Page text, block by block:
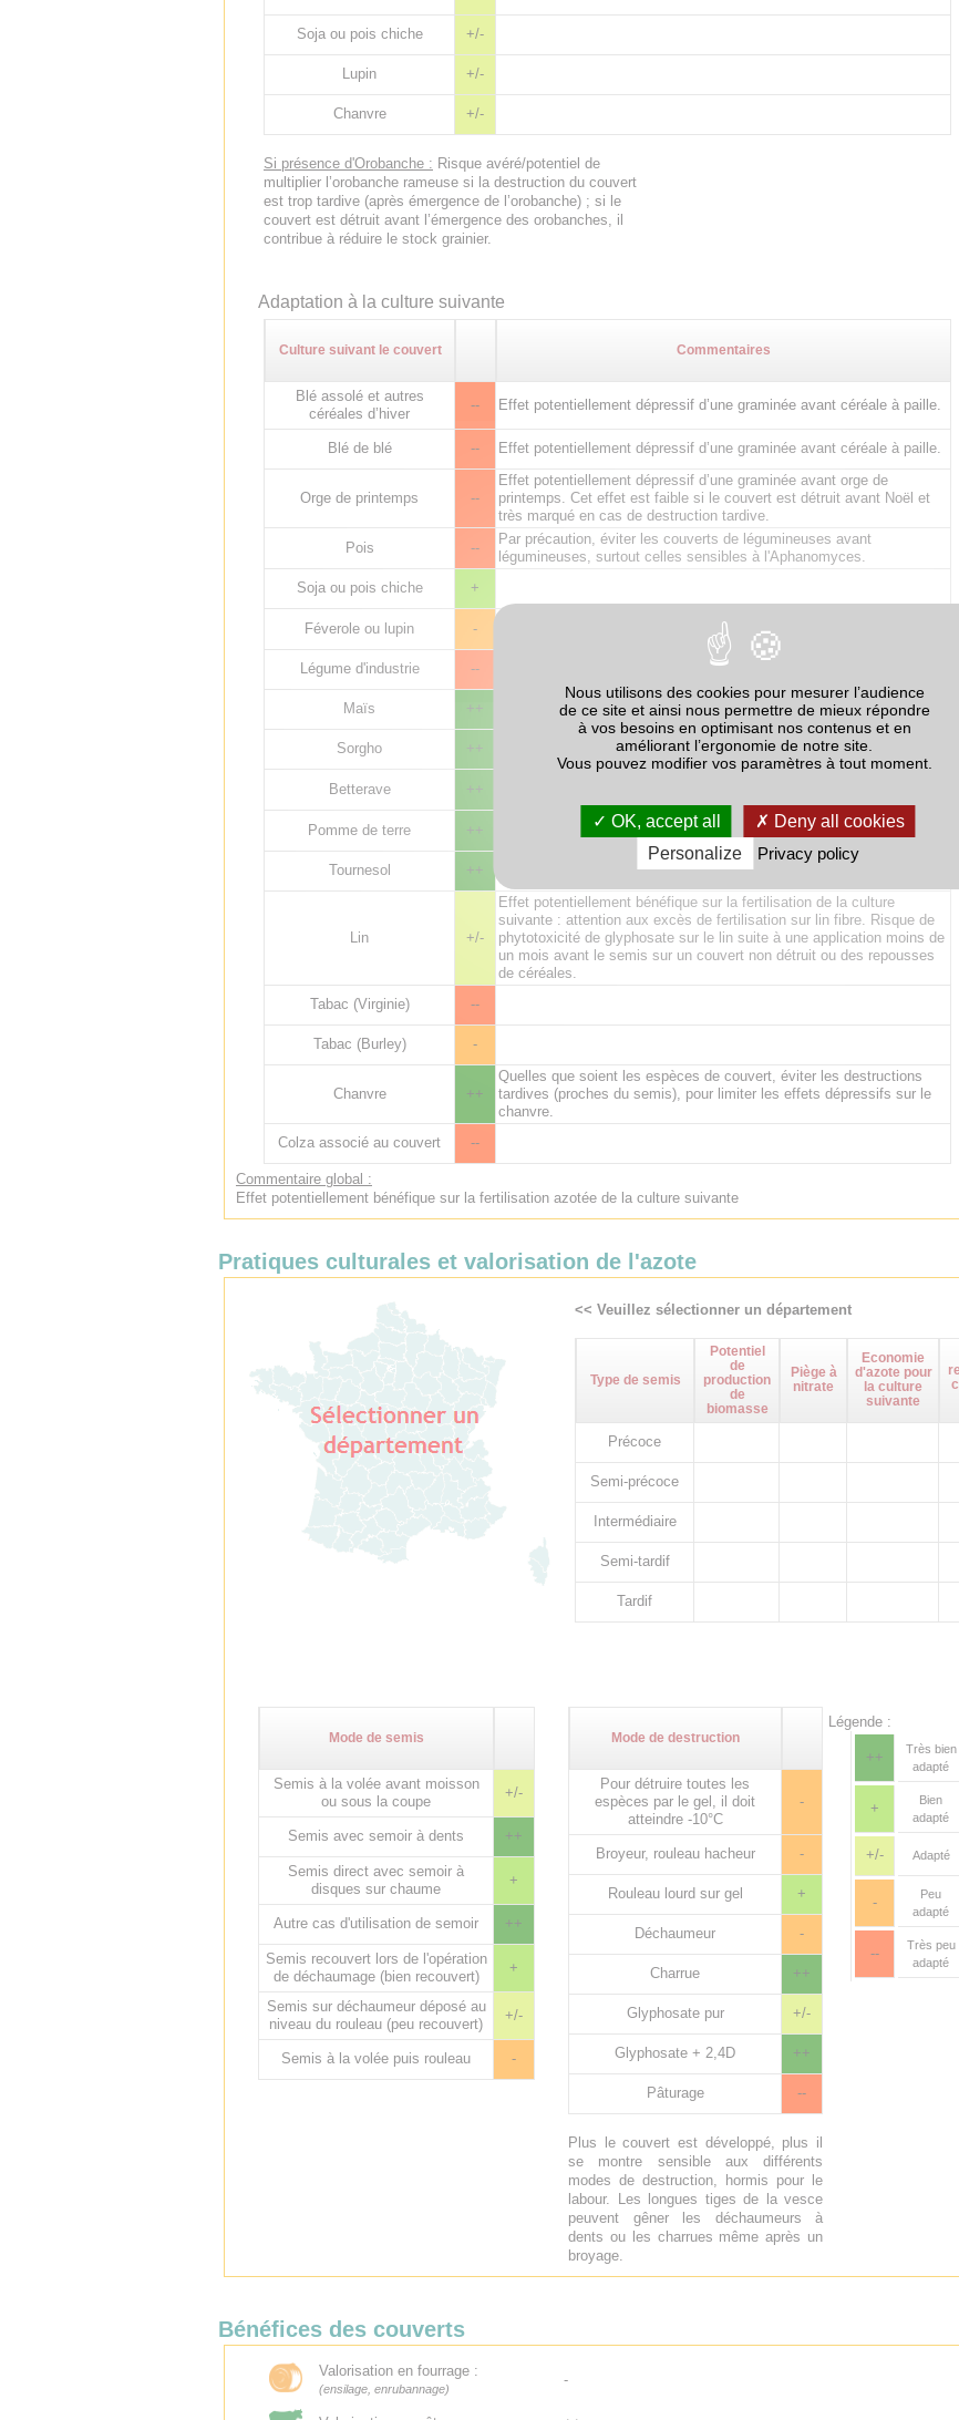
Soja ou pois chiche +/-
Lupin +/-
Chanvre +/-
Si présence d'Orobanche : Risque avéré/potentiel de
multiplier l’orobanche rameuse si la destruction du couvert
est trop tardive (après émergence de l’orobanche) ; si le
couvert est détruit avant l’émergence des orobanches, il
contribue à réduire le stock grainier.
Adaptation à la culture suivante
Culture suivant le couvert Commentaires
Blé assolé et autres
céréales d’hiver
-- Effet potentiellement dépressif d’une graminée avant céréale à paille.
Blé de blé -- Effet potentiellement dépressif d’une graminée avant céréale à paille.
Orge de printemps --
Effet potentiellement dépressif d’une graminée avant orge de
printemps. Cet effet est faible si le couvert est détruit avant Noël et
très marqué en cas de destruction tardive.
Pois
--
Par précaution, éviter les couverts de légumineuses avant
légumineuses, surtout celles sensibles à l'Aphanomyces.
Soja ou pois chiche
+
Féverole ou lupin -
Par précaution, éviter les couverts de légumineuses avant
Légume d'industrie
-- Risque Sclerotinia s’il y a production de sclérotes.
Maïs ++ Effet potentiellement bénéfique (azote) sur le maïs suivant.
Sorgho ++
Betterave ++
Pomme de terre
++
0Effet potentiellement bénéfique sur la fertilisation de la pomme de
Tournesol
++
Lin +/-
Effet potentiellement bénéfique sur la fertilisation de la culture
suivante : attention aux excès de fertilisation sur lin fibre. Risque de
phytotoxicité de glyphosate sur le lin suite à une application moins de
un mois avant le semis sur un couvert non détruit ou des repousses
de céréales.
Tabac (Virginie)
--
Tabac (Burley) -
Chanvre ++
Quelles que soient les espèces de couvert, éviter les destructions
tardives (proches du semis), pour limiter les effets dépressifs sur le
chanvre.
Colza associé au couvert
--
Commentaire global :
Effet potentiellement bénéfique sur la fertilisation azotée de la culture suivante
Pratiques culturales et valorisation de l'azote
<< Veuillez sélectionner un département
Type de semis
Potentiel
de
production
de
biomasse
Piège à
nitrate
Economie
d'azote pour
la culture
suivante
Précoce
Semi-précoce
Intermédiaire
Semi-tardif
Tardif
Mode de semis
Semis à la volée avant moisson
ou sous la coupe
+/-
Semis avec semoir à dents ++
Semis direct avec semoir à
disques sur chaume
+
Autre cas d'utilisation de semoir ++
Semis recouvert lors de l'opération
de déchaumage (bien recouvert)
+
Semis sur déchaumeur déposé au
niveau du rouleau (peu recouvert)
+/-
Semis à la volée puis rouleau -
Mode de destruction
Pour détruire toutes les
espèces par le gel, il doit
atteindre -10°C
-
Broyeur, rouleau hacheur -
Rouleau lourd sur gel +
Déchaumeur -
Charrue ++
Glyphosate pur +/-
Glyphosate + 2,4D ++
Pâturage --
Plus le couvert est développé, plus il
se montre sensible aux différents
modes de destruction, hormis pour le
labour. Les longues tiges de la vesce
peuvent gêner les déchaumeurs à
dents ou les charrues même après un
broyage.
Légende :
++
Très bien
adapté
+
Bien
adapté
+/- Adapté
-
Peu
adapté
--
Très peu
adapté
Bénéfices des couverts
Valorisation en fourrage :
(ensilage, enrubannage)
-
Nous utilisons des cookies pour mesurer l’audience
de ce site et ainsi nous permettre de mieux répondre
à vos besoins en optimisant nos contenus et en
améliorant l’ergonomie de notre site.
Vous pouvez modifier vos paramètres à tout moment.
OK, accept all
Deny all cookies
Personalize
Privacy policy